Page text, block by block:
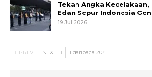
Tekan Angka Kecelakaan,
Edan Sepur Indonesia
19 Jul 2026
PREV NEXT 1 daripada 204